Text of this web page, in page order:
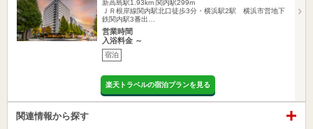
新高島駅1.93km 関内駅299m
ＪＲ根岸線関内駅北口徒歩3分・横浜駅2駅 横浜市営地下
鉄関内駅3番出…
営業時間
入浴料金 ～
宿泊
楽天トラベルの宿泊プランを見る
関連情報から探す